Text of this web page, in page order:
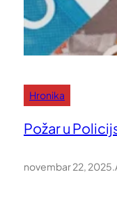
Hronika
Požar u
novembar 22, 2025.